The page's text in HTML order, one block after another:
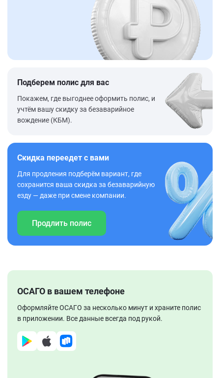
Подберем полис для вас
Покажем, где выгоднее оформить полис, и
учтём вашу скидку за безаварийное
вождение (КБМ).
Скидка переедет с вами
Для продления подберём вариант, где
сохранится ваша скидка за безаварийную
езду — даже при смене компании.
Продлить полис
ОСАГО в вашем телефоне
Оформляйте ОСАГО за несколько минут и храните полис
в приложении. Все данные всегда под рукой.